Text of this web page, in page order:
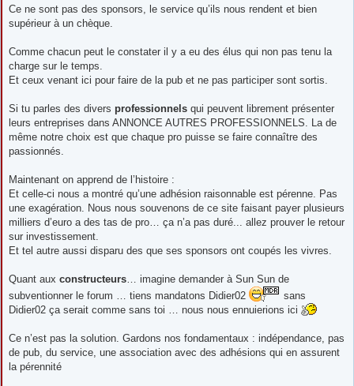
Ce ne sont pas des sponsors, le service qu’ils nous rendent et bien
supérieur à un chèque.
Comme chacun peut le constater il y a eu des élus qui non pas tenu la
charge sur le temps.
Et ceux venant ici pour faire de la pub et ne pas participer sont sortis.
Si tu parles des divers professionnels qui peuvent librement présenter
leurs entreprises dans ANNONCE AUTRES PROFESSIONNELS. La de
même notre choix est que chaque pro puisse se faire connaître des
passionnés.
Maintenant on apprend de l’histoire :
Et celle-ci nous a montré qu’une adhésion raisonnable est pérenne. Pas
une exagération. Nous nous souvenons de ce site faisant payer plusieurs
milliers d’euro a des tas de pro… ça n’a pas duré... allez prouver le retour
sur investissement.
Et tel autre aussi disparu des que ses sponsors ont coupés les vivres.
Quant aux constructeurs… imagine demander à Sun Sun de
subventionner le forum … tiens mandatons Didier02
sans
Didier02 ça serait comme sans toi … nous nous ennuierions ici
Ce n’est pas la solution. Gardons nos fondamentaux : indépendance, pas
de pub, du service, une association avec des adhésions qui en assurent
la pérennité